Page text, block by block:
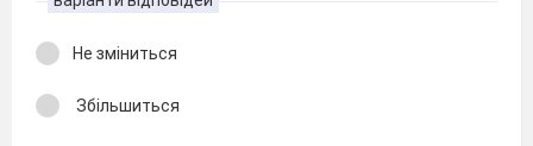
Не зміниться
Збільшиться